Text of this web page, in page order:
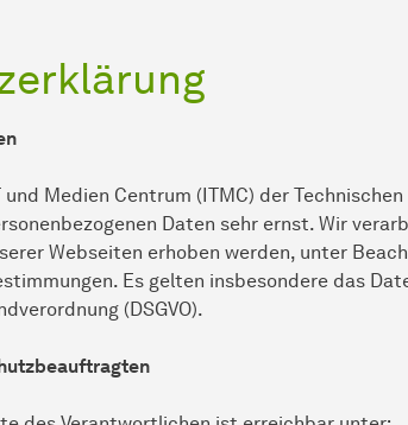
und Medien Centrum (ITMC) der
Daten sehr ernst. Wir
Webseiten erhoben werden, unter
Es gelten insbesondere das
(DSGVO).